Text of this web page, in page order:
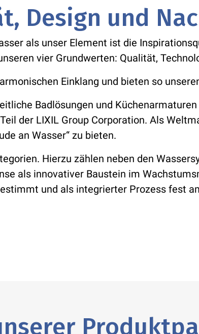
Design und
als unser Element ist die
vier Grundwerten: Qualität,
Einklang und bieten so
Badlösungen und
der LIXIL Group Corporation. Als
an Wasser“ zu bieten.
Hierzu zählen neben den
als innovativer Baustein im
und als integrierter Prozess fest